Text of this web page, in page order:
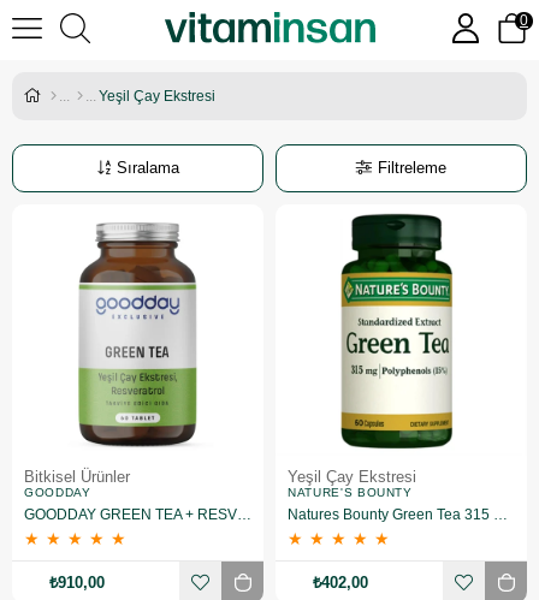
0
Yeşil Çay Ekstresi
Filtreleme
Sıralama
Bitkisel Ürünler
GOODDAY
GOODDAY GREEN TEA + RESVERATROL 60 TABLET TAKVİYE EDİCİ GIDA
★ ★ ★ ★ ★
₺910,00
Yeşil Çay Ekstresi
NATURE'S BOUNTY
Natures Bounty Green Tea 315 mg. Takviye Edici Gıda 60 Kapsül
★ ★ ★ ★ ★
₺402,00